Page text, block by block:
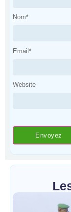
Nom*
Email*
Website